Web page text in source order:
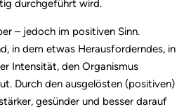
durchgeführt wird.
– jedoch im positiven Sinn.
in dem etwas Herausforderndes, in
Intensität, den Organismus
Durch den ausgelösten (positiven)
gesünder und besser darauf